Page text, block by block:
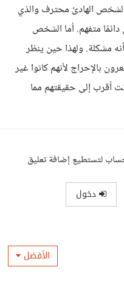
الشخص الهادئ محترف والذي
متفهم. أما الشخص
مشكلة. ولهذا حين ينظر
بالإحراج لأنهم كانوا غير
أقرب إلى حقيقتهم مما
لتستطيع إضافة تعليق
دخول
الأفضل